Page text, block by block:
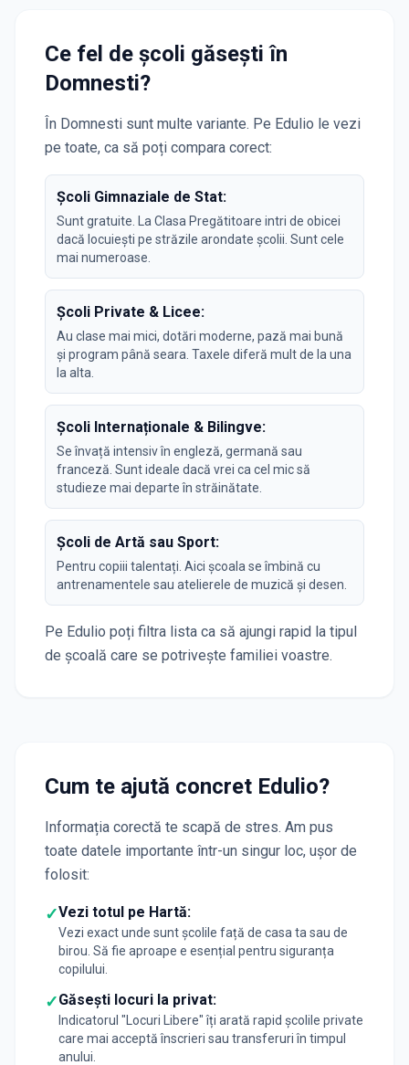
Ce fel de școli găsești în
Domnesti?
În Domnesti sunt multe variante. Pe Edulio le vezi
pe toate, ca să poți compara corect:
Școli Gimnaziale de Stat:
Sunt gratuite. La Clasa Pregătitoare intri de obicei
dacă locuiești pe străzile arondate școlii. Sunt cele
mai numeroase.
Școli Private & Licee:
Au clase mai mici, dotări moderne, pază mai bună
și program până seara. Taxele diferă mult de la una
la alta.
Școli Internaționale & Bilingve:
Se învață intensiv în engleză, germană sau
franceză. Sunt ideale dacă vrei ca cel mic să
studieze mai departe în străinătate.
Școli de Artă sau Sport:
Pentru copiii talentați. Aici școala se îmbină cu
antrenamentele sau atelierele de muzică și desen.
Pe Edulio poți filtra lista ca să ajungi rapid la tipul
de școală care se potrivește familiei voastre.
Cum te ajută concret Edulio?
Informația corectă te scapă de stres. Am pus
toate datele importante într-un singur loc, ușor de
folosit:
✓Vezi totul pe Hartă:
Vezi exact unde sunt școlile față de casa ta sau de
birou. Să fie aproape e esențial pentru siguranța
copilului.
✓Găsești locuri la privat:
Indicatorul "Locuri Libere" îți arată rapid școlile private
care mai acceptă înscrieri sau transferuri în timpul
anului.